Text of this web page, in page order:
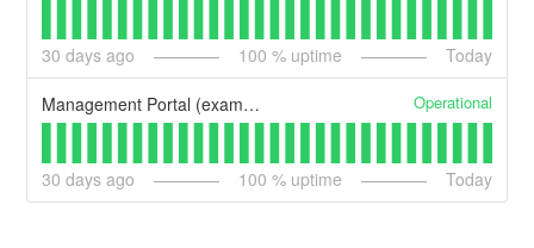
30 days ago 100 % uptime Today
Management Portal (example) Operational
30 days ago 100 % uptime Today